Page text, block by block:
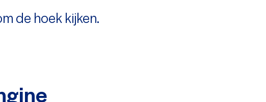
de hoek kijken.